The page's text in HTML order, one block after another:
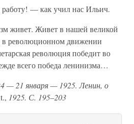
работу! — как учил нас Ильич.
живет. Живет в нашей великой
в революционном движении
революция победит во
всего победа ленинизма…
— 21 января — 1925. Ленин, о
1925. С. 195–203